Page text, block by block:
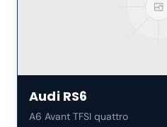
Audi RS6
A6 Avant TFSI quattro